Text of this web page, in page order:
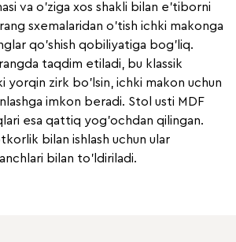
va o'ziga xos shakli bilan e'tiborni
sxemalaridan o'tish ichki makonga
qo'shish qobiliyatiga bog'liq.
taqdim etiladi, bu klassik
yorqin zirk bo'lsin, ichki makon uchun
imkon beradi. Stol usti MDF
esa qattiq yog'ochdan qilingan.
bilan ishlash uchun ular
bilan to'ldiriladi.